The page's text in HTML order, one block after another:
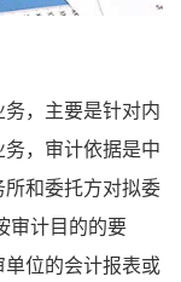
，主要是针对内
，审计依据是中
和委托方对拟委
审计目的的要
位的会计报表或